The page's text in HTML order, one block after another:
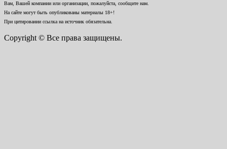
Вам, Вашей компании или организации, пожалуйста, сообщите нам.
На сайте могут быть опубликованы материалы 18+!
При цитировании ссылка на источник обязательна.
Copyright © Все права защищены.